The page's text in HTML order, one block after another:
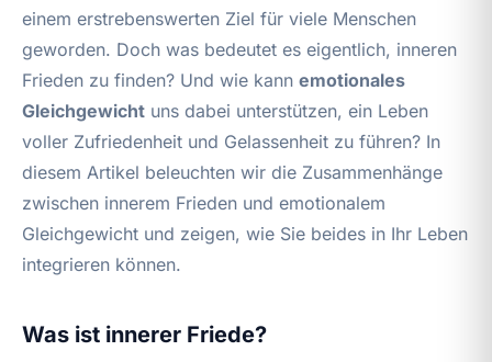
einem erstrebenswerten Ziel für viele Menschen
geworden. Doch was bedeutet es eigentlich, inneren
Frieden zu finden? Und wie kann emotionales
Gleichgewicht uns dabei unterstützen, ein Leben
voller Zufriedenheit und Gelassenheit zu führen? In
diesem Artikel beleuchten wir die Zusammenhänge
zwischen innerem Frieden und emotionalem
Gleichgewicht und zeigen, wie Sie beides in Ihr Leben
integrieren können.
Was ist innerer Friede?